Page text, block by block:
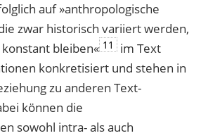
auf »anthropologische
zwar histo­risch variiert werden,
bleiben« 11
im Text
konkretisiert und stehen in
zu anderen Text­
können die
sowohl intra- als auch